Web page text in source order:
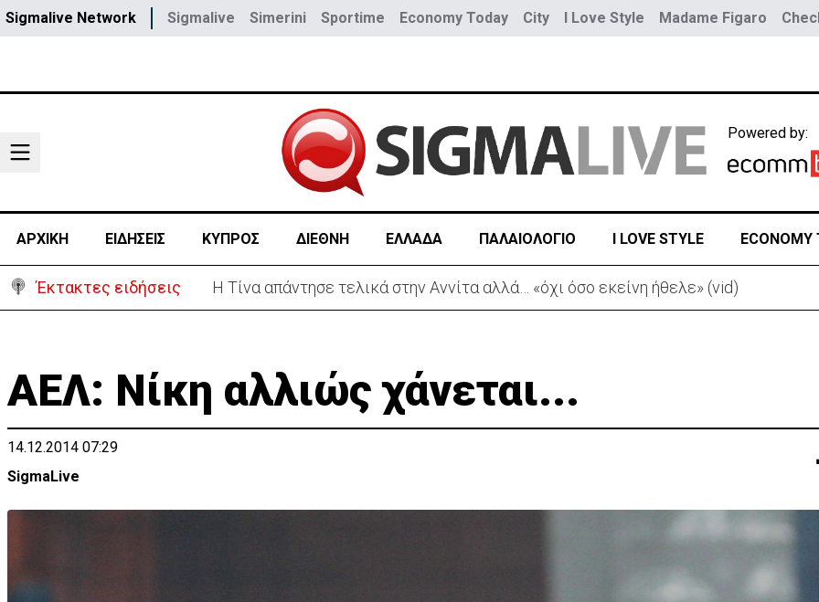
Sigmalive Network Sigmalive Simerini Sportime Economy Today City I Love Style Madame Figaro
Powered by:
ΑΡΧΙΚΗ ΕΙΔΗΣΕΙΣ ΚΥΠΡΟΣ ΔΙΕΘΝΗ ΕΛΛΑΔΑ ΠΑΛΑΙΟΛΟΓΙΟ I LOVE STYLE ECONOMY
Έκτακτες ειδήσεις Στο «κίτρινο» η Κύπρος- Νέα προειδοποίηση για εξαιρετικά υψηλές θερμοκρασίες
ΑΕΛ: Νίκη αλλιώς χάνεται...
14.12.2014 07:29
SigmaLive